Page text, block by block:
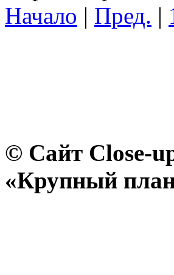
Начало | Пред. |
© Сайт Close-
«Крупный